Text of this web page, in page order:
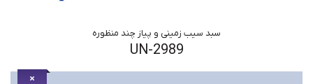
سبد سیب زمینی و پیاز چند منظوره
UN-2989